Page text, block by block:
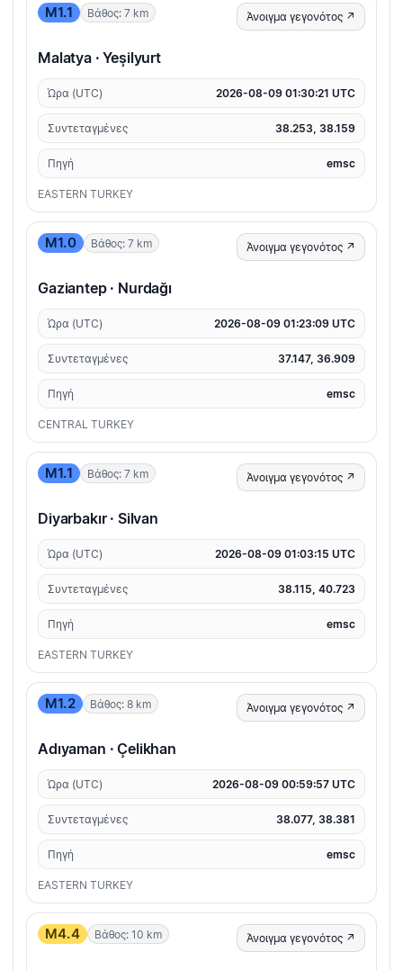
M1.1 Βάθος: 7 km Άνοιγμα γεγονότος ↗
Malatya · Yeşilyurt
Ώρα (UTC) 2026-08-09 01:30:21 UTC
Συντεταγμένες 38.253, 38.159
Πηγή emsc
EASTERN TURKEY
M1.0 Βάθος: 7 km Άνοιγμα γεγονότος ↗
Gaziantep · Nurdağı
Ώρα (UTC) 2026-08-09 01:23:09 UTC
Συντεταγμένες 37.147, 36.909
Πηγή emsc
CENTRAL TURKEY
M1.1 Βάθος: 7 km Άνοιγμα γεγονότος ↗
Diyarbakır · Silvan
Ώρα (UTC) 2026-08-09 01:03:15 UTC
Συντεταγμένες 38.115, 40.723
Πηγή emsc
EASTERN TURKEY
M1.2 Βάθος: 8 km Άνοιγμα γεγονότος ↗
Adıyaman · Çelikhan
Ώρα (UTC) 2026-08-09 00:59:57 UTC
Συντεταγμένες 38.077, 38.381
Πηγή emsc
EASTERN TURKEY
M4.4 Βάθος: 10 km Άνοιγμα γεγονότος ↗